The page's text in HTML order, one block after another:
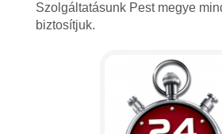
Szolgáltatásunk Pest megye
biztosítjuk.